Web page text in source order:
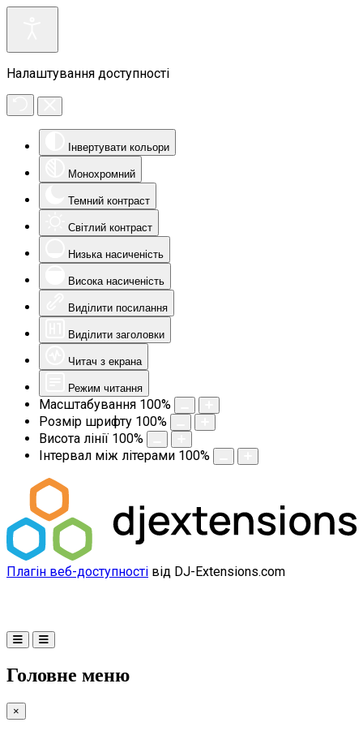
Налаштування доступності
Інвертувати кольори
Монохромний
Темний контраст
Світлий контраст
Низька насиченість
Висока насиченість
Виділити посилання
Виділити заголовки
Читач з екрана
Режим читання
Масштабування 100%
Розмір шрифту 100%
Висота лінії 100%
Інтервал між літерами 100%
Плагін веб-доступності від DJ-Extensions.com
Головне меню
×